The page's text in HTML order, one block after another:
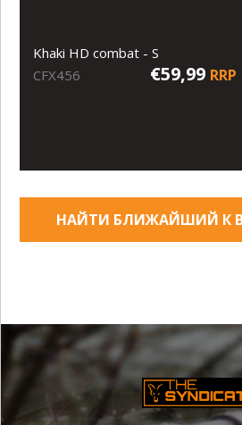
Khaki HD combat - S
CFX456
€59,99 RRP
НАЙТИ БЛИЖАЙШИЙ К